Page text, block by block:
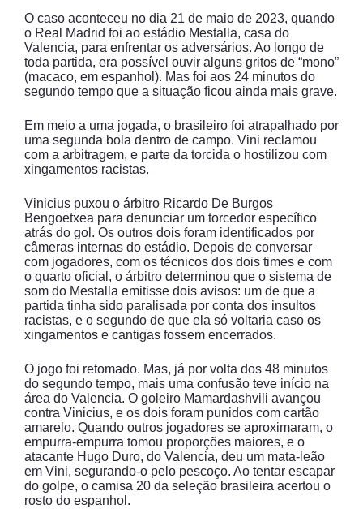
O caso aconteceu no dia 21 de maio de 2023, quando
o Real Madrid foi ao estádio Mestalla, casa do
Valencia, para enfrentar os adversários. Ao longo de
toda partida, era possível ouvir alguns gritos de “mono”
(macaco, em espanhol). Mas foi aos 24 minutos do
segundo tempo que a situação ficou ainda mais grave.
Em meio a uma jogada, o brasileiro foi atrapalhado por
uma segunda bola dentro de campo. Vini reclamou
com a arbitragem, e parte da torcida o hostilizou com
xingamentos racistas.
Vinicius puxou o árbitro Ricardo De Burgos
Bengoetxea para denunciar um torcedor específico
atrás do gol. Os outros dois foram identificados por
câmeras internas do estádio. Depois de conversar
com jogadores, com os técnicos dos dois times e com
o quarto oficial, o árbitro determinou que o sistema de
som do Mestalla emitisse dois avisos: um de que a
partida tinha sido paralisada por conta dos insultos
racistas, e o segundo de que ela só voltaria caso os
xingamentos e cantigas fossem encerrados.
O jogo foi retomado. Mas, já por volta dos 48 minutos
do segundo tempo, mais uma confusão teve início na
área do Valencia. O goleiro Mamardashvili avançou
contra Vinicius, e os dois foram punidos com cartão
amarelo. Quando outros jogadores se aproximaram, o
empurra-empurra tomou proporções maiores, e o
atacante Hugo Duro, do Valencia, deu um mata-leão
em Vini, segurando-o pelo pescoço. Ao tentar escapar
do golpe, o camisa 20 da seleção brasileira acertou o
rosto do espanhol.